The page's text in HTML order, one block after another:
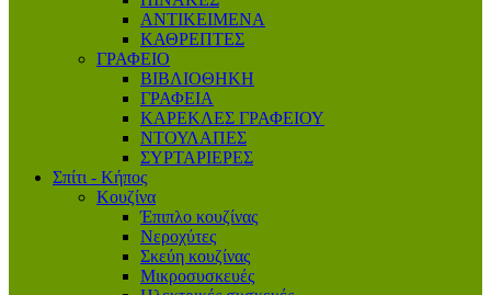
ΑΝΤΙΚΕΙΜΕΝΑ
ΚΑΘΡΕΠΤΕΣ
ΓΡΑΦΕΙΟ
ΒΙΒΛΙΟΘΗΚΗ
ΓΡΑΦΕΙΑ
ΚΑΡΕΚΛΕΣ ΓΡΑΦΕΙΟΥ
ΝΤΟΥΛΑΠΕΣ
ΣΥΡΤΑΡΙΕΡΕΣ
Σπίτι - Κήπος
Κουζίνα
Έπιπλο κουζίνας
Νεροχύτες
Σκεύη κουζίνας
Μικροσυσκευές